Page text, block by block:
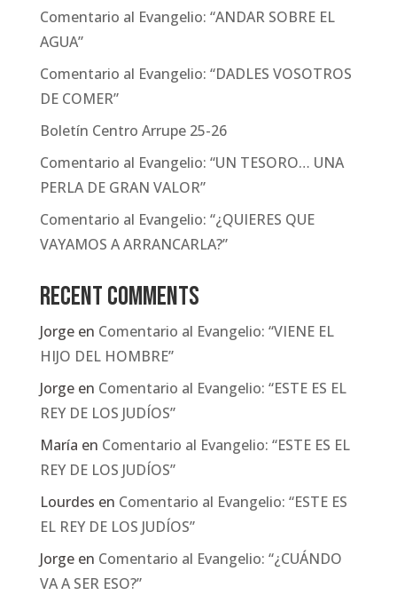
Comentario al Evangelio: “ANDAR SOBRE EL
AGUA”
Comentario al Evangelio: “DADLES VOSOTROS
DE COMER”
Boletín Centro Arrupe 25-26
Comentario al Evangelio: “UN TESORO… UNA
PERLA DE GRAN VALOR”
Comentario al Evangelio: “¿QUIERES QUE
VAYAMOS A ARRANCARLA?”
Recent Comments
Jorgeen Comentario al Evangelio: “VIENE EL
HIJO DEL HOMBRE”
Jorgeen Comentario al Evangelio: “ESTE ES EL
REY DE LOS JUDÍOS”
María en Comentario al Evangelio: “ESTE ES EL
REY DE LOS JUDÍOS”
Lourdes en Comentario al Evangelio: “ESTE ES
EL REY DE LOS JUDÍOS”
Jorgeen Comentario al Evangelio: “¿CUÁNDO
VA A SER ESO?”